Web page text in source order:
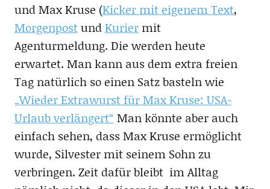
und Max Kruse (Kicker mit eigenem Text,
MorgenpostundKuriermit
Agenturmeldung. Die werden heute
erwartet. Man kann aus dem extra freien
Tag natürlich so einen Satz basteln wie
„Wieder Extrawurst für Max Kruse: USA-
Urlaub verlängert“ Man könnte aber auch
einfach sehen, dass Max Kruse ermöglicht
wurde, Silvester mit seinem Sohn zu
verbringen. Zeit dafür bleibt im Alltag